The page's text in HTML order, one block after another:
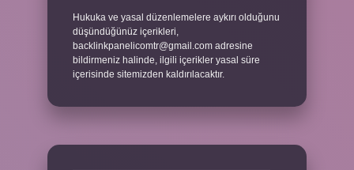
Hukuka ve yasal düzenlemelere aykırı olduğunu
düşündüğünüz içerikleri,
backlinkpanelicomtr@gmail.com adresine
bildirmeniz halinde, ilgili içerikler yasal süre
içerisinde sitemizden kaldırılacaktır.